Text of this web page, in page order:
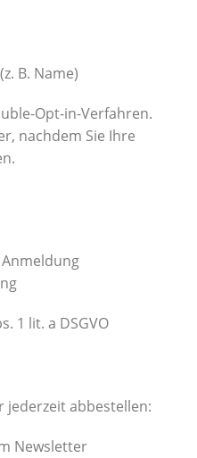
B. Name)
Opt-in-Verfahren.
nachdem Sie Ihre
1 lit. a DSGVO
jederzeit abbestellen:
Newsletter